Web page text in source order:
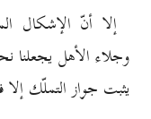
إلا أنّ الإشکال
وجلاء الأهل يجعلنا
يثبت جواز التملّك